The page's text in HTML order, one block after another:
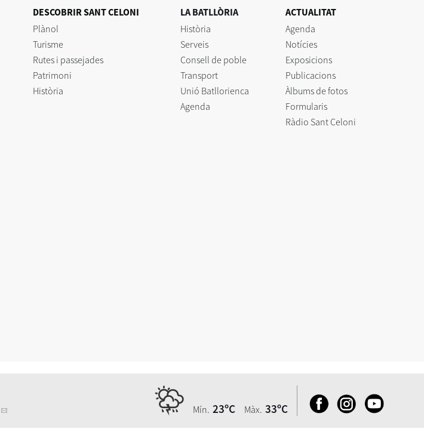
DESCOBRIR SANT CELONI
Plànol
Turisme
Rutes i passejades
Patrimoni
Història
LA BATLLÒRIA
Història
Serveis
Consell de poble
Transport
Unió Batllorienca
Agenda
ACTUALITAT
Agenda
Notícies
Exposicions
Publicacions
Àlbums de fotos
Formularis
Ràdio Sant Celoni
Mín. 23ºC Màx. 33ºC